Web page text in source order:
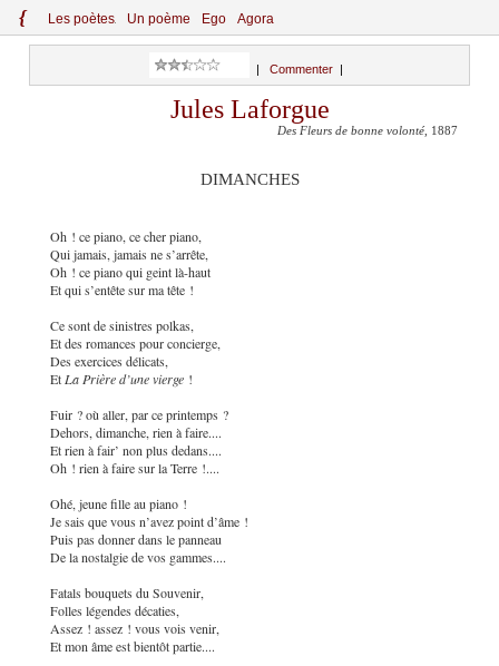
{ Les poètes Un poème Ego Agora
Commenter
Jules Laforgue
Des Fleurs de bonne volonté , 1887
DIMANCHES
Oh ! ce piano, ce cher piano,
Qui jamais, jamais ne s’arrête,
Oh ! ce piano qui geint là-haut
Et qui s’entête sur ma tête !
Ce sont de sinistres polkas,
Et des romances pour concierge,
Des exercices délicats,
Et La Prière d’une vierge !
Fuir ? où aller, par ce printemps ?
Dehors, dimanche, rien à faire....
Et rien à fair’ non plus dedans....
Oh ! rien à faire sur la Terre !....
Ohé, jeune fille au piano !
Je sais que vous n’avez point d’âme !
Puis pas donner dans le panneau
De la nostalgie de vos gammes....
Fatals bouquets du Souvenir,
Folles légendes décaties,
Assez ! assez ! vous vois venir,
Et mon âme est bientôt partie....